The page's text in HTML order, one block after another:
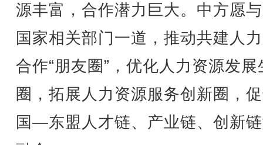
源丰富，合作潜力巨大。中方愿
国家相关部门一道，推动共建人
合作“朋友圈”，优化人力资源发展
圈，拓展人力资源服务创新圈，
国—东盟人才链、产业链、创新